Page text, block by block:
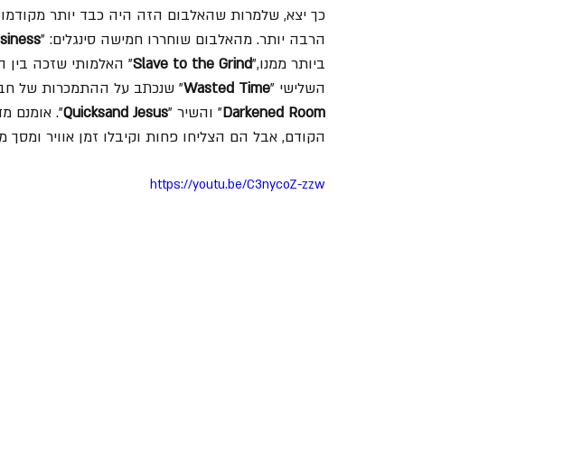
כך יצא, שלמרות שהאלבום הזה היה כבד יותר
הרבה יותר. מהאלבום שוחררו חמישה סינגלים: "
ביותר ממנו,"Slave to the Grind
השלישי "Wasted Time" שנכתב על ההתמכרות של
Darkened Room" והשיר "Quicksand Jesus". אומנם
הקודם, אבל הם הצליחו פחות וקיבלו זמן אוויר
https://youtu.be/C3nycoZ-zzw